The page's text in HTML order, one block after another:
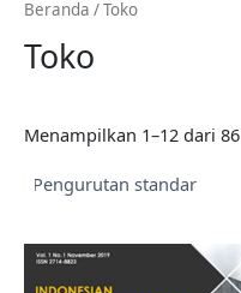
Beranda / Toko
Toko
Menampilkan 1–12 dari